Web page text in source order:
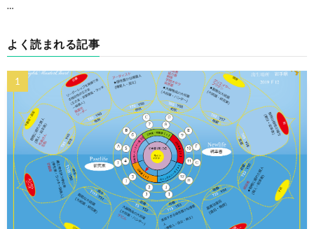
…
よく読まれる記事